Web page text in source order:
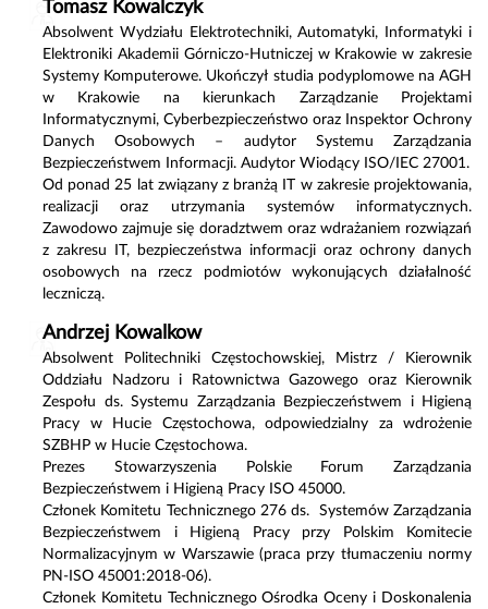
Tomasz Kowalczyk
Absolwent Wydziału Elektrotechniki, Automatyki, Informatyki i
Elektroniki Akademii Górniczo-Hutniczej w Krakowie w zakresie
Systemy Komputerowe. Ukończył studia podyplomowe na AGH
w Krakowie na kierunkach Zarządzanie Projektami
Informatycznymi, Cyberbezpieczeństwo oraz Inspektor Ochrony
Danych Osobowych – audytor Systemu Zarządzania
Bezpieczeństwem Informacji. Audytor Wiodący ISO/IEC 27001.
Od ponad 25 lat związany z branżą IT w zakresie projektowania,
realizacji oraz utrzymania systemów informatycznych.
Zawodowo zajmuje się doradztwem oraz wdrażaniem rozwiązań
z zakresu IT, bezpieczeństwa informacji oraz ochrony danych
osobowych na rzecz podmiotów wykonujących działalność
leczniczą.
Andrzej Kowalkow
Absolwent Politechniki Częstochowskiej, Mistrz / Kierownik
Oddziału Nadzoru i Ratownictwa Gazowego oraz Kierownik
Zespołu ds. Systemu Zarządzania Bezpieczeństwem i Higieną
Pracy w Hucie Częstochowa, odpowiedzialny za wdrożenie
SZBHP w Hucie Częstochowa.
Prezes Stowarzyszenia Polskie Forum Zarządzania
Bezpieczeństwem i Higieną Pracy ISO 45000.
Członek Komitetu Technicznego 276 ds. Systemów Zarządzania
Bezpieczeństwem i Higieną Pracy przy Polskim Komitecie
Normalizacyjnym w Warszawie (praca przy tłumaczeniu normy
PN-ISO 45001:2018-06).
Członek Komitetu Technicznego Ośrodka Oceny i Doskonalenia